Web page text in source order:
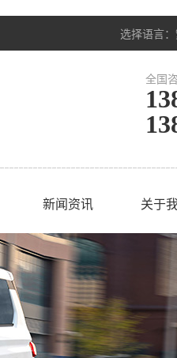
选择语言：
全国
新闻资讯 关于